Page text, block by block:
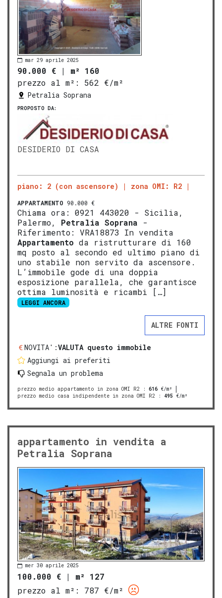
mar 29 aprile 2025
90.000 € | m² 160
prezzo al m²:
562 €/m²
Petralia Soprana
PROPOSTO DA:
DESIDERIO DI CASA
piano: 2 (con ascensore) zona OMI: R2
APPARTAMENTO 90.000 €
Chiama ora: 0921 443020 - Sicilia,
Palermo, Petralia Soprana -
Riferimento: VRA18873 In vendita
Appartamento da ristrutturare di 160
mq posto al secondo ed ultimo piano di
uno stabile non servito da ascensore.
L’immobile gode di una doppia
esposizione parallela, che garantisce
ottima luminosità e ricambi […]
LEGGI ANCORA
ALTRE FONTI
NOVITA':VALUTA questo immobile
Aggiungi ai preferiti
Segnala un problema
prezzo medio appartamento in zona OMI R2 : 616 €/m²
prezzo medio casa indipendente in zona OMI R2 : 495 €/m²
appartamento in vendita a
Petralia Soprana
mer 30 aprile 2025
100.000 € | m² 127
prezzo al m²:
787 €/m²